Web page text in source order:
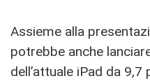
Assieme alla
potrebbe anche
dell’attuale iPad da